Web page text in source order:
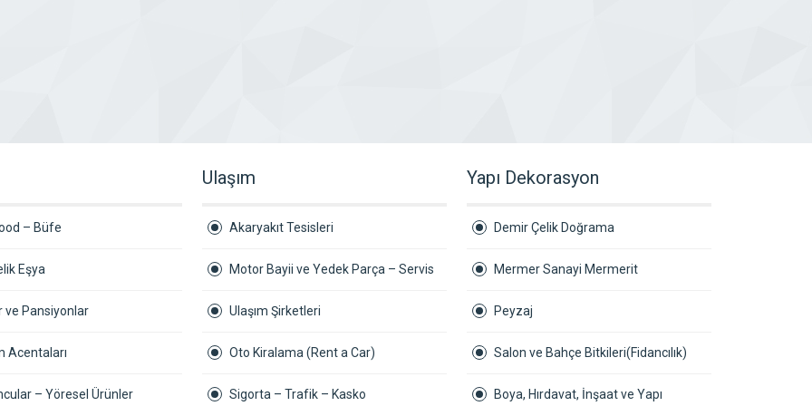
– Büfe
Eşya
ve Pansiyonlar
Acentaları
– Yöresel Ürünler
Ulaşım
Akaryakıt Tesisleri
Motor Bayii ve Yedek Parça – Servis
Ulaşım Şirketleri
Oto Kiralama (Rent a Car)
Sigorta – Trafik – Kasko
Yapı Dekorasyon
Demir Çelik Doğrama
Mermer Sanayi Mermerit
Peyzaj
Salon ve Bahçe Bitkileri(Fidancılık)
Boya, Hırdavat, İnşaat ve Yapı